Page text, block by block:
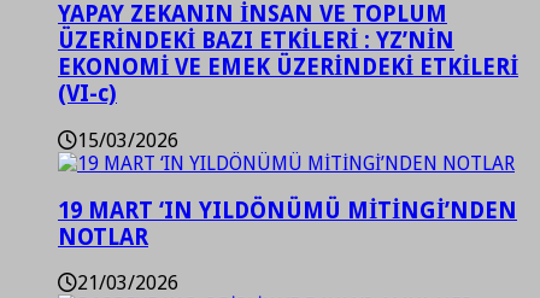
YAPAY ZEKANIN İNSAN VE TOPLUM
ÜZERİNDEKİ BAZI ETKİLERİ : YZ’NİN
EKONOMİ VE EMEK ÜZERİNDEKİ ETKİLERİ
(VI-c)
15/03/2026
19 MART ‘IN YILDÖNÜMÜ MİTİNGİ’NDEN
NOTLAR
21/03/2026